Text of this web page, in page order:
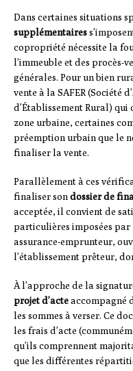
Dans certaines situations
supplémentaires
copropriété nécessite la
l’immeuble et des procès-
générales. Pour un bien
vente à la SAFER (Société
d’Établissement Rural)
zone urbaine, certaines
préemption urbain que le
finaliser la vente.
Parallèlement à ces
finaliser sondossier de
acceptée, il convient de
particulières imposées par
assurance-emprunteur,
l’établissement prêteur,
À l’approche de la
projet d’acteaccompagné
les sommes à verser. Ce
les frais d’acte
qu’ils comprennent
que les différentes